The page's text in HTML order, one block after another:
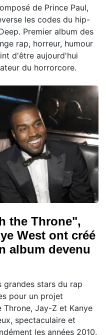
de Prince Paul,
les codes du hip-
Premier album des
rap, horreur, humour
d'être aujourd'hui
du horrorcore.
the Throne",
West ont créé
album devenu
grandes stars du rap
pour un projet
Throne, Jay-Z et Kanye
spectaculaire et
les années 2010.